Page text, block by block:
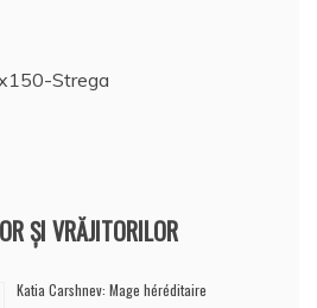
ȘI VRĂJITORILOR
Katia Carshnev: Mage héréditaire